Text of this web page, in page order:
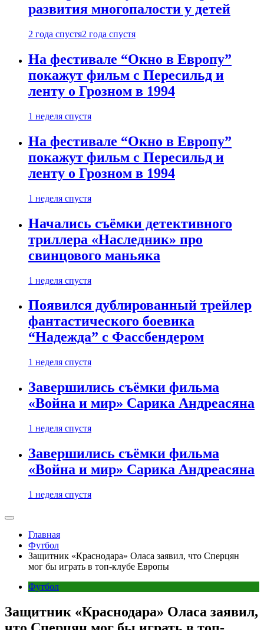
развития многопалости у детей
2 года спустя2 года спустя
На фестивале “Окно в Европу”
покажут фильм с Пересильд и
ленту о Грозном в 1994
1 неделя спустя
На фестивале “Окно в Европу”
покажут фильм с Пересильд и
ленту о Грозном в 1994
1 неделя спустя
Начались съёмки детективного
триллера «Наследник» про
свинцового маньяка
1 неделя спустя
Появился дублированный трейлер
фантастического боевика
“Надежда” с Фассбендером
1 неделя спустя
Завершились съёмки фильма
«Война и мир» Сарика Андреасяна
1 неделя спустя
Завершились съёмки фильма
«Война и мир» Сарика Андреасяна
1 неделя спустя
Главная
Футбол
Защитник «Краснодара» Оласа заявил, что Сперцян
мог бы играть в топ-клубе Европы
Футбол
Защитник «Краснодара» Оласа заявил,